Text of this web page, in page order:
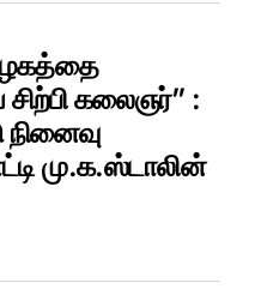
சிற்பி கலைஞர்” :
மு.க.ஸ்டாலின்